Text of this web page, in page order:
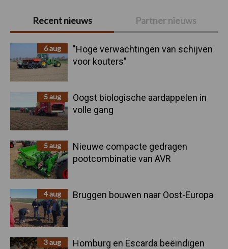
Primaire
Sidebar
Recent nieuws Partner nieuws
6 aug
"Hoge verwachtingen van schijven
voor kouters"
5 aug
Oogst biologische aardappelen in
volle gang
5 aug
Nieuwe compacte gedragen
pootcombinatie van AVR
4 aug Bruggen bouwen naar Oost-Europa
3 aug
Homburg en Escarda beëindigen